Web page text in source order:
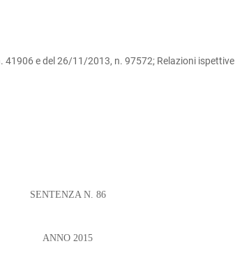
e del 26/11/2013, n. 97572; Relazioni
SENTENZA N. 86
ANNO 2015